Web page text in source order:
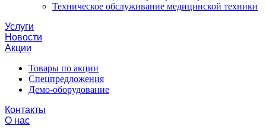
Техническое обслуживание медицинской техники
Услуги
Новости
Акции
Товары по акции
Спецпредложения
Демо-оборудование
Контакты
О нас